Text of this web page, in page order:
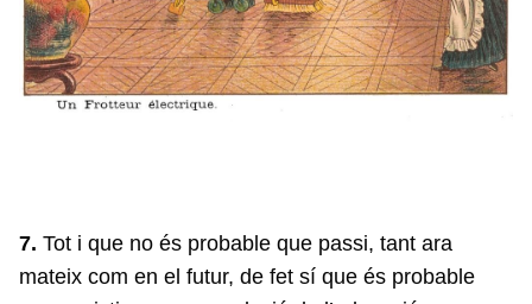
7. Tot i que no és probable que passi, tant ara
mateix com en el futur, de fet sí que és probable